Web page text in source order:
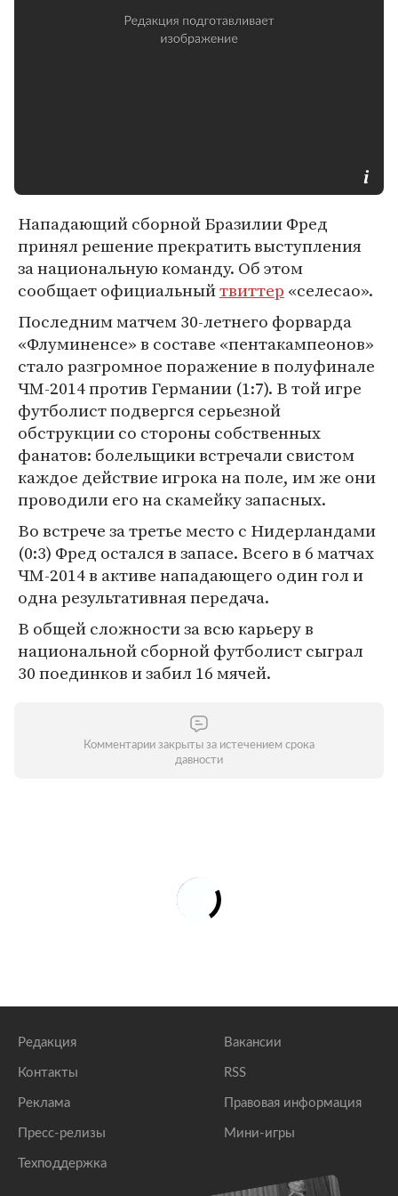
Нападающий сборной Бразилии Фред
принял решение прекратить выступления
за национальную команду. Об этом
сообщает официальныйтвиттер «селесао».
Последним матчем 30-летнего форварда
«Флуминенсе» в составе «пентакампеонов»
стало разгромное поражение в полуфинале
ЧМ-2014 против Германии (1:7). В той игре
футболист подвергся серьезной
обструкции со стороны собственных
фанатов: болельщики встречали свистом
каждое действие игрока на поле, им же они
проводили его на скамейку запасных.
Во встрече за третье место с Нидерландами
(0:3) Фред остался в запасе. Всего в 6 матчах
ЧМ-2014 в активе нападающего один гол и
одна результативная передача.
В общей сложности за всю карьеру в
национальной сборной футболист сыграл
30 поединков и забил 16 мячей.
Комментарии закрыты за истечением срока
давности
Редакция
Контакты
Реклама
Пресс-релизы
Техподдержка
Вакансии
RSS
Правовая информация
Мини-игры